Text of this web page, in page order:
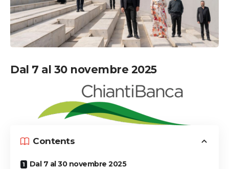
Dal 7 al 30 novembre 2025
Contents
Dal 7 al 30 novembre 2025